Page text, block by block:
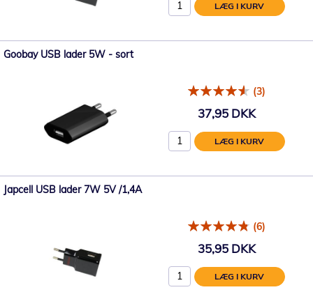
LÆG I KURV
Goobay USB lader 5W - sort
(3)
37,95 DKK
LÆG I KURV
Japcell USB lader 7W 5V /1,4A
(6)
35,95 DKK
LÆG I KURV